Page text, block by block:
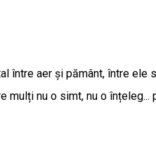
între aer și pământ, între
mulți nu o simt, nu o înțeleg...